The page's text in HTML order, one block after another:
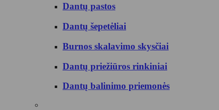
Dantų pastos
Dantų šepetėliai
Burnos skalavimo skysčiai
Dantų priežiūros rinkiniai
Dantų balinimo priemonės